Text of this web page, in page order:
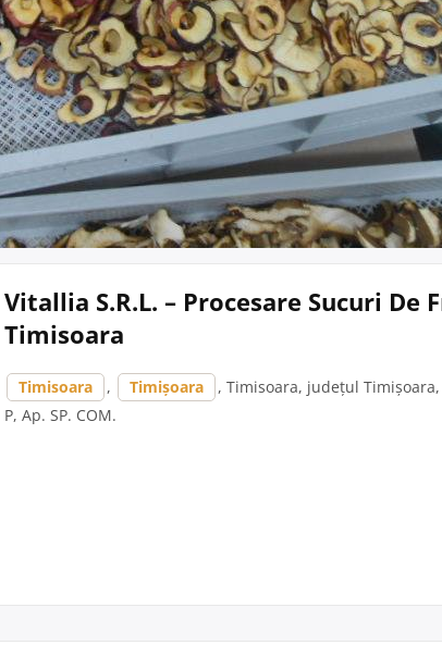
Vitallia S.R.L. – Procesare Sucuri De
Timisoara
Timisoara , Timișoara
, Timisoara, județul
P, Ap. SP. COM.